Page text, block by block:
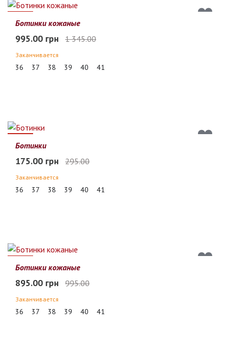
26%
Ботинки кожаные
995.00 грн 1 345.00
Заканчивается
36 37 38 39 40 41
41%
Ботинки
175.00 грн 295.00
Заканчивается
36 37 38 39 40 41
10%
Ботинки кожаные
895.00 грн 995.00
Заканчивается
36 37 38 39 40 41